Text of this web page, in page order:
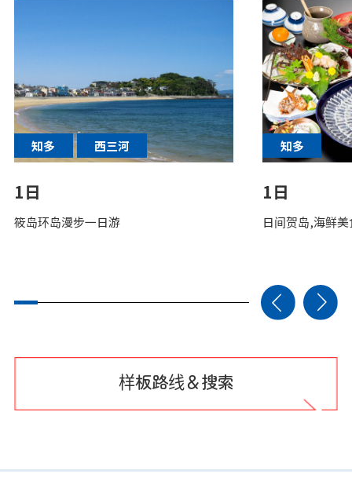
知多 西三河
1日
筱岛环岛漫步一日游
知多
1日
日间贺岛,海鲜
样板路线＆搜索